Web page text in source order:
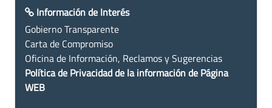
Información de Interés
Gobierno Transparente
Carta de Compromiso
Oficina de Información, Reclamos y Sugerencias
Política de Privacidad de la información de Página
WEB